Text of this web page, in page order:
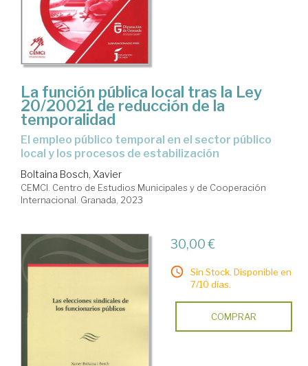
La función pública local tras la Ley
20/20021 de reducción de la
temporalidad
El empleo público temporal en el sector público
local y los procesos de estabilización
Boltaina Bosch, Xavier
CEMCI. Centro de Estudios Municipales y de Cooperación
Internacional. Granada, 2023
30,00 €
Sin Stock. Disponible en
7/10 días.
COMPRAR